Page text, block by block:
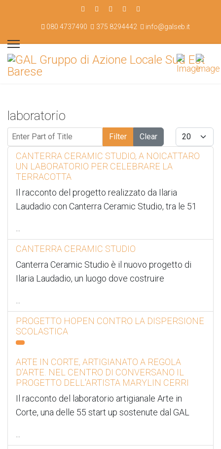
080 4737490 375 8294442 info@galseb.it
laboratorio
Enter Part of Title Filter Clear Display #
CANTERRA CERAMIC STUDIO, A NOICATTARO
UN LABORATORIO PER CELEBRARE LA
TERRACOTTA
Il racconto del progetto realizzato da Ilaria
Laudadio con Canterra Ceramic Studio, tra le 51
CANTERRA CERAMIC STUDIO
Canterra Ceramic Studio è il nuovo progetto di
Ilaria Laudadio, un luogo dove costruire
PROGETTO HOPEN CONTRO LA DISPERSIONE
SCOLASTICA
ARTE IN CORTE, ARTIGIANATO A REGOLA
D'ARTE. NEL CENTRO DI CONVERSANO IL
PROGETTO DELL'ARTISTA MARYLIN CERRI
Il racconto del laboratorio artigianale Arte in
Corte, una delle 55 start up sostenute dal GAL
...